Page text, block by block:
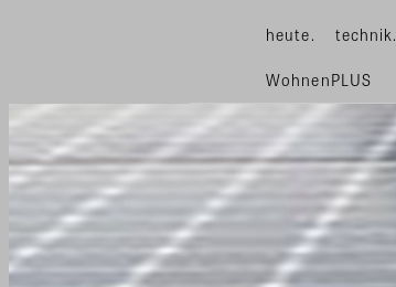
heute. technik.
WohnenPLUS